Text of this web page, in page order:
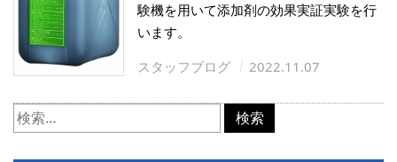
験機を用いて添加剤の効果実証実験を行
います。
スタッフブログ
2022.11.07
検
索: